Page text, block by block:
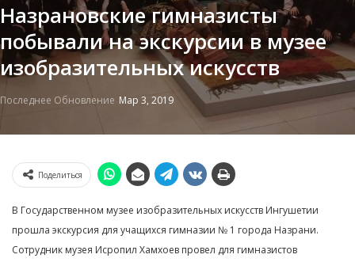
Назрановские гимназисты
побывали на экскурсии в музее
изобразительных искусств
Последнее Обновление Мар 3, 2019
Поделиться
В Государственном музее изобразительных искусств Ингушетии
прошла экскурсия для учащихся гимназии № 1 города Назрани.
Сотрудник музея Исропил Хамхоев провел для гимназистов